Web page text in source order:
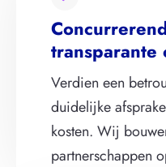
transparante
Verdien een
duidelijke
kosten. Wij
partnerschappen